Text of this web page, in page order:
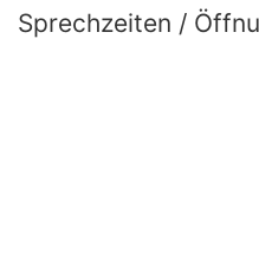
Sprechzeiten /